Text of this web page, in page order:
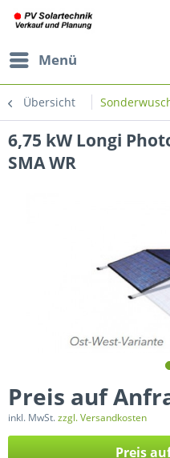
Menü
Übersicht
6,75 kW Longi
SMA WR
Preis auf
inkl. MwSt.zzgl. Versandkosten
Preis